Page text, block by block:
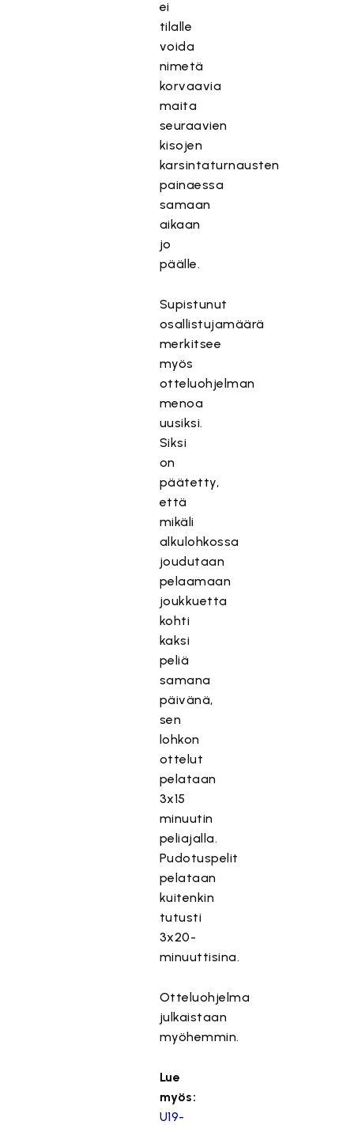
ei
tilalle
voida
nimetä
korvaavia
maita
seuraavien
kisojen
karsintaturnausten
painaessa
samaan
aikaan
jo
päälle.
Supistunut
osallistujamäärä
merkitsee
myös
otteluohjelman
menoa
uusiksi.
Siksi
on
päätetty,
että
mikäli
alkulohkossa
joudutaan
pelaamaan
joukkuetta
kohti
kaksi
peliä
samana
päivänä,
sen
lohkon
ottelut
pelataan
3x15
minuutin
peliajalla.
Pudotuspelit
pelataan
kuitenkin
tutusti
3x20-
minuuttisina.
Otteluohjelma
julkaistaan
myöhemmin.
Lue
myös:
U19-